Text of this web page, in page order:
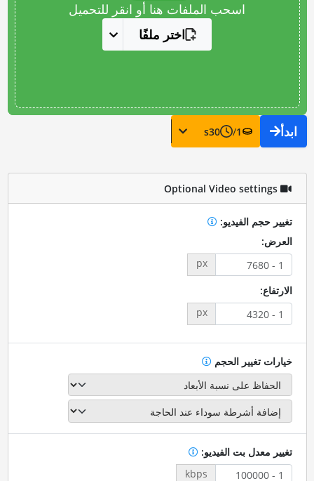
اسحب الملفات هنا أو انقر للتحميل
اختر ملفًا
ابدأ 1
/
30
s
Optional Video settings
تغيير حجم الفيديو:
العرض:
px
الارتفاع:
px
خيارات تغيير الحجم
تغيير معدل بت الفيديو:
kbps